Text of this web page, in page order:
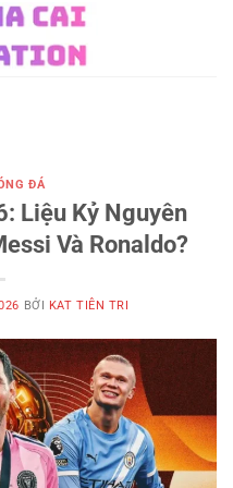
ĐÁ
Liệu Kỷ Nguyên
Và Ronaldo?
BỞI KAT TIÊN TRI